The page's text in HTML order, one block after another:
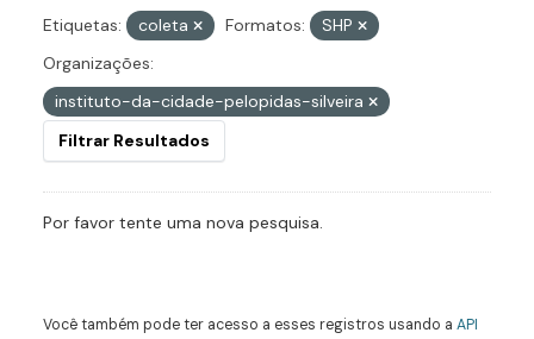
Etiquetas: coleta Formatos:
SHP
Organizações:
instituto-da-cidade-pelopidas-silveira
Filtrar Resultados
Por favor tente uma nova pesquisa.
Você também pode ter acesso a esses registros usando a API